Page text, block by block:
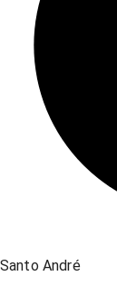
Santo André